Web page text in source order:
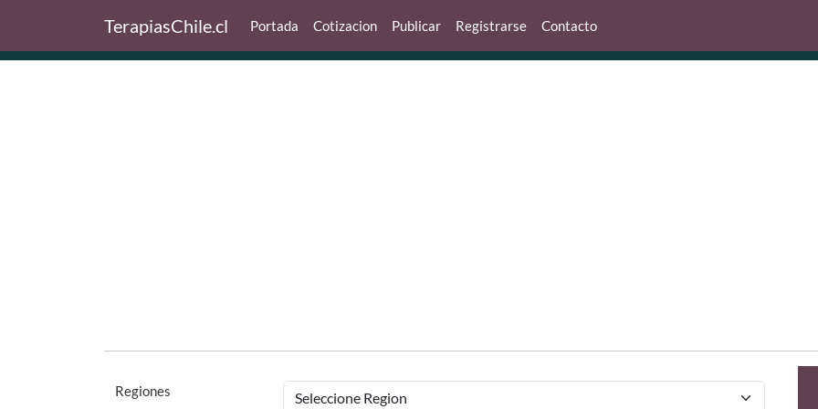
TerapiasChile.cl Portada Cotizacion Publicar Registrarse Contacto
Regiones